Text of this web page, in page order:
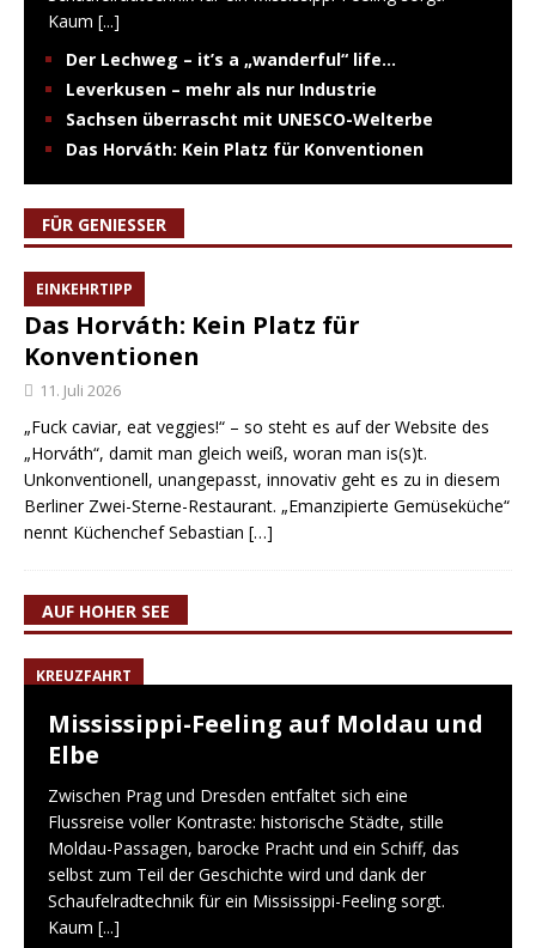
Kaum [...]
Der Lechweg – it’s a „wanderful“ life…
Leverkusen – mehr als nur Industrie
Sachsen überrascht mit UNESCO-Welterbe
Das Horváth: Kein Platz für Konventionen
FÜR GENIESSER
EINKEHRTIPP
Das Horváth: Kein Platz für
Konventionen
11. Juli 2026
„Fuck caviar, eat veggies!“ – so steht es auf der Website des
„Horváth“, damit man gleich weiß, woran man is(s)t.
Unkonventionell, unangepasst, innovativ geht es zu in diesem
Berliner Zwei-Sterne-Restaurant. „Emanzipierte Gemüseküche“
nennt Küchenchef Sebastian […]
AUF HOHER SEE
KREUZFAHRT
Mississippi-Feeling auf Moldau und
Elbe
Zwischen Prag und Dresden entfaltet sich eine
Flussreise voller Kontraste: historische Städte, stille
Moldau-Passagen, barocke Pracht und ein Schiff, das
selbst zum Teil der Geschichte wird und dank der
Schaufelradtechnik für ein Mississippi-Feeling sorgt.
Kaum [...]